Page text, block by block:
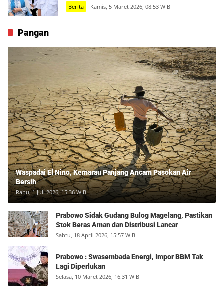
Berita Kamis, 5 Maret 2026, 08:53 WIB
Pangan
Waspadai El Nino, Kemarau Panjang Ancam Pasokan Air
Bersih
Rabu, 1 Juli 2026, 15:36 WIB
Prabowo Sidak Gudang Bulog Magelang, Pastikan
Stok Beras Aman dan Distribusi Lancar
Sabtu, 18 April 2026, 15:57 WIB
Prabowo : Swasembada Energi, Impor BBM Tak
Lagi Diperlukan
Selasa, 10 Maret 2026, 16:31 WIB